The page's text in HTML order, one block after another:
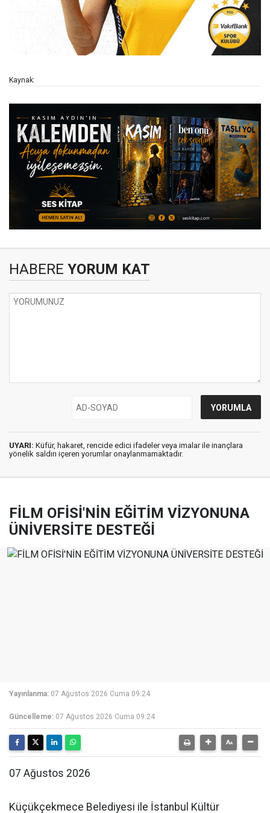
Kaynak:
HABERE YORUM KAT
UYARI: Küfür, hakaret, rencide edici ifadeler veya imalar ile inançlara
yönelik saldırı içeren yorumlar onaylanmamaktadır.
FİLM OFİSİ'NİN EĞİTİM VİZYONUNA
ÜNİVERSİTE DESTEĞİ
Yayınlanma: 07 Ağustos 2026 Cuma 09:24
Güncelleme: 07 Ağustos 2026 Cuma 09:24
07 Ağustos 2026
Küçükçekmece Belediyesi ile İstanbul Kültür